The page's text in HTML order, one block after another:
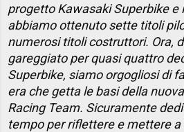
progetto Kawasaki Superbike e
abbiamo ottenuto sette titoli
numerosi titoli costruttori. Ora,
gareggiato per quasi quattro
Superbike, siamo orgogliosi di
era che getta le basi della
Racing Team. Sicuramente
tempo per riflettere e mettere a